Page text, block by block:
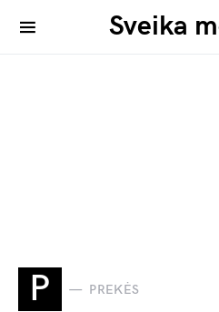
Sveika
P PREKĖS